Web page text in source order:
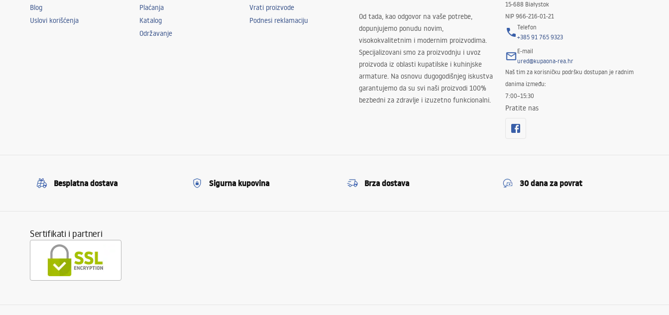
Blog
Uslovi korišćenja
Plaćanja
Katalog
Održavanje
Vrati proizvode
Podnesi reklamaciju
Od tada, kao odgovor na vaše potrebe,
dopunjujemo ponudu novim,
visokokvalitetnim i modernim proizvodima.
Specijalizovani smo za proizvodnju i uvoz
proizvoda iz oblasti kupatilske i kuhinjske
armature. Na osnovu dugogodišnjeg iskustva
garantujemo da su svi naši proizvodi 100%
bezbedni za zdravlje i izuzetno funkcionalni.
15-688 Białystok
NIP 966-216-01-21
Telefon
+385 91 765 9323
E-mail
ured@kupaona-rea.hr
Naš tim za korisničku podršku dostupan je radnim
danima između:
7:00–15:30
Pratite nas
Besplatna dostava Sigurna kupovina Brza dostava 30 dana za povrat
Sertifikati i partneri